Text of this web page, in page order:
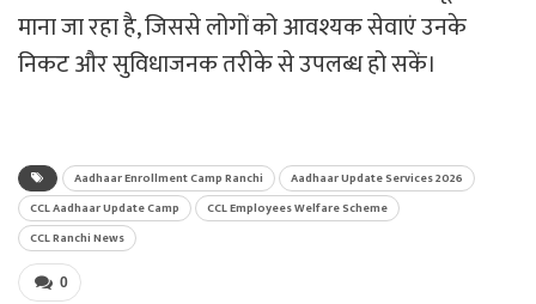
माना जा रहा है, जिससे लोगों को आवश्यक सेवाएं उनके
निकट और सुविधाजनक तरीके से उपलब्ध हो सकें।
Aadhaar Enrollment Camp Ranchi
Aadhaar Update Services 2026
CCL Aadhaar Update Camp
CCL Employees Welfare Scheme
CCL Ranchi News
0